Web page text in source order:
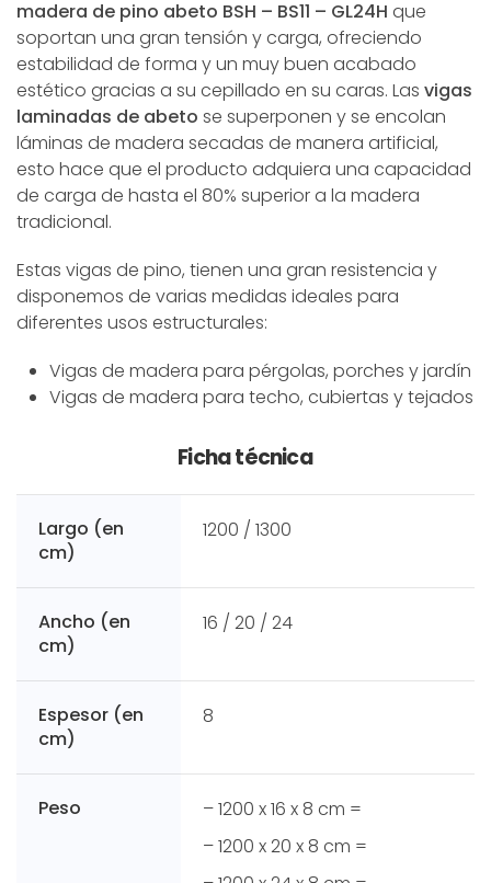
madera de pino abeto BSH – BS11 – GL24H que
soportan una gran tensión y carga, ofreciendo
estabilidad de forma y un muy buen acabado
estético gracias a su cepillado en su caras. Las vigas
laminadas de abeto se superponen y se encolan
láminas de madera secadas de manera artificial,
esto hace que el producto adquiera una capacidad
de carga de hasta el 80% superior a la madera
tradicional.
Estas vigas de pino, tienen una gran resistencia y
disponemos de varias medidas ideales para
diferentes usos estructurales:
Vigas de madera para pérgolas, porches y jardín
Vigas de madera para techo, cubiertas y tejados
Ficha técnica
Largo (en
cm)
1200 / 1300
Ancho (en
cm)
16 / 20 / 24
Espesor (en
cm)
8
Peso
– 1200 x 16 x 8 cm =
– 1200 x 20 x 8 cm =